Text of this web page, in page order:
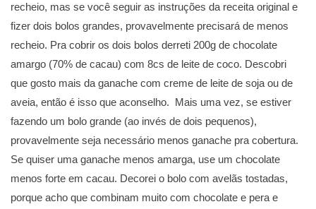
recheio, mas se você seguir as instruções da receita original e
fizer dois bolos grandes, provavelmente precisará de menos
recheio. Pra cobrir os dois bolos derreti 200g de chocolate
amargo (70% de cacau) com 8cs de leite de coco. Descobri
que gosto mais da ganache com creme de leite de soja ou de
aveia, então é isso que aconselho. Mais uma vez, se estiver
fazendo um bolo grande (ao invés de dois pequenos),
provavelmente seja necessário menos ganache pra cobertura.
Se quiser uma ganache menos amarga, use um chocolate
menos forte em cacau. Decorei o bolo com avelãs tostadas,
porque acho que combinam muito com chocolate e pera e